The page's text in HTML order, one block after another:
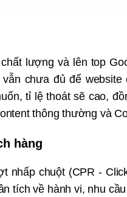
lượng và lên top
vẫn chưa đủ để
tỉ lệ thoát sẽ cao,
thông thường và
hàng
nhấp chuột (CPR -
tích về hành vi, nhu